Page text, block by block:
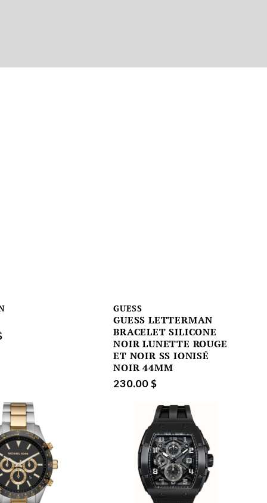
GUESS
GUESS LETTERMAN
BRACELET SILICONE
NOIR LUNETTE ROUGE
ET NOIR SS IONISÉ
NOIR 44MM
230.00 $